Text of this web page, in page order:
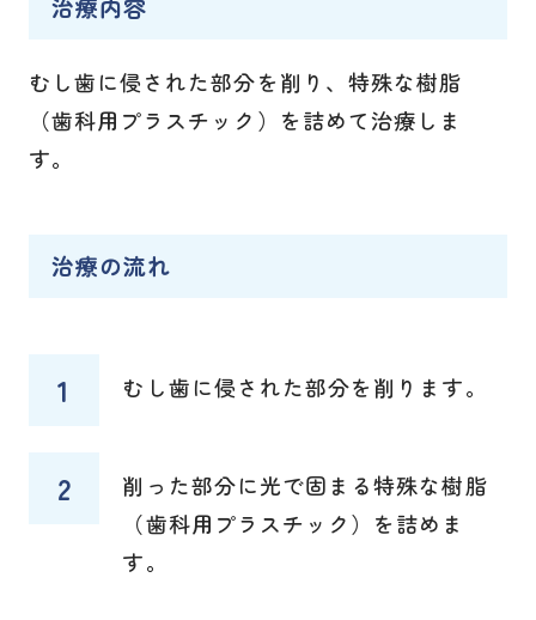
治療内容
むし歯に侵された部分を削り、特殊な樹脂
（歯科用プラスチック）を詰めて治療しま
す。
治療の流れ
むし歯に侵された部分を削ります。
削った部分に光で固まる特殊な樹脂
（歯科用プラスチック）を詰めま
す。